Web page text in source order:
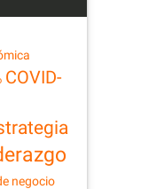
COVID-
negocio